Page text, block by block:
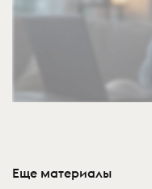
Еще материалы